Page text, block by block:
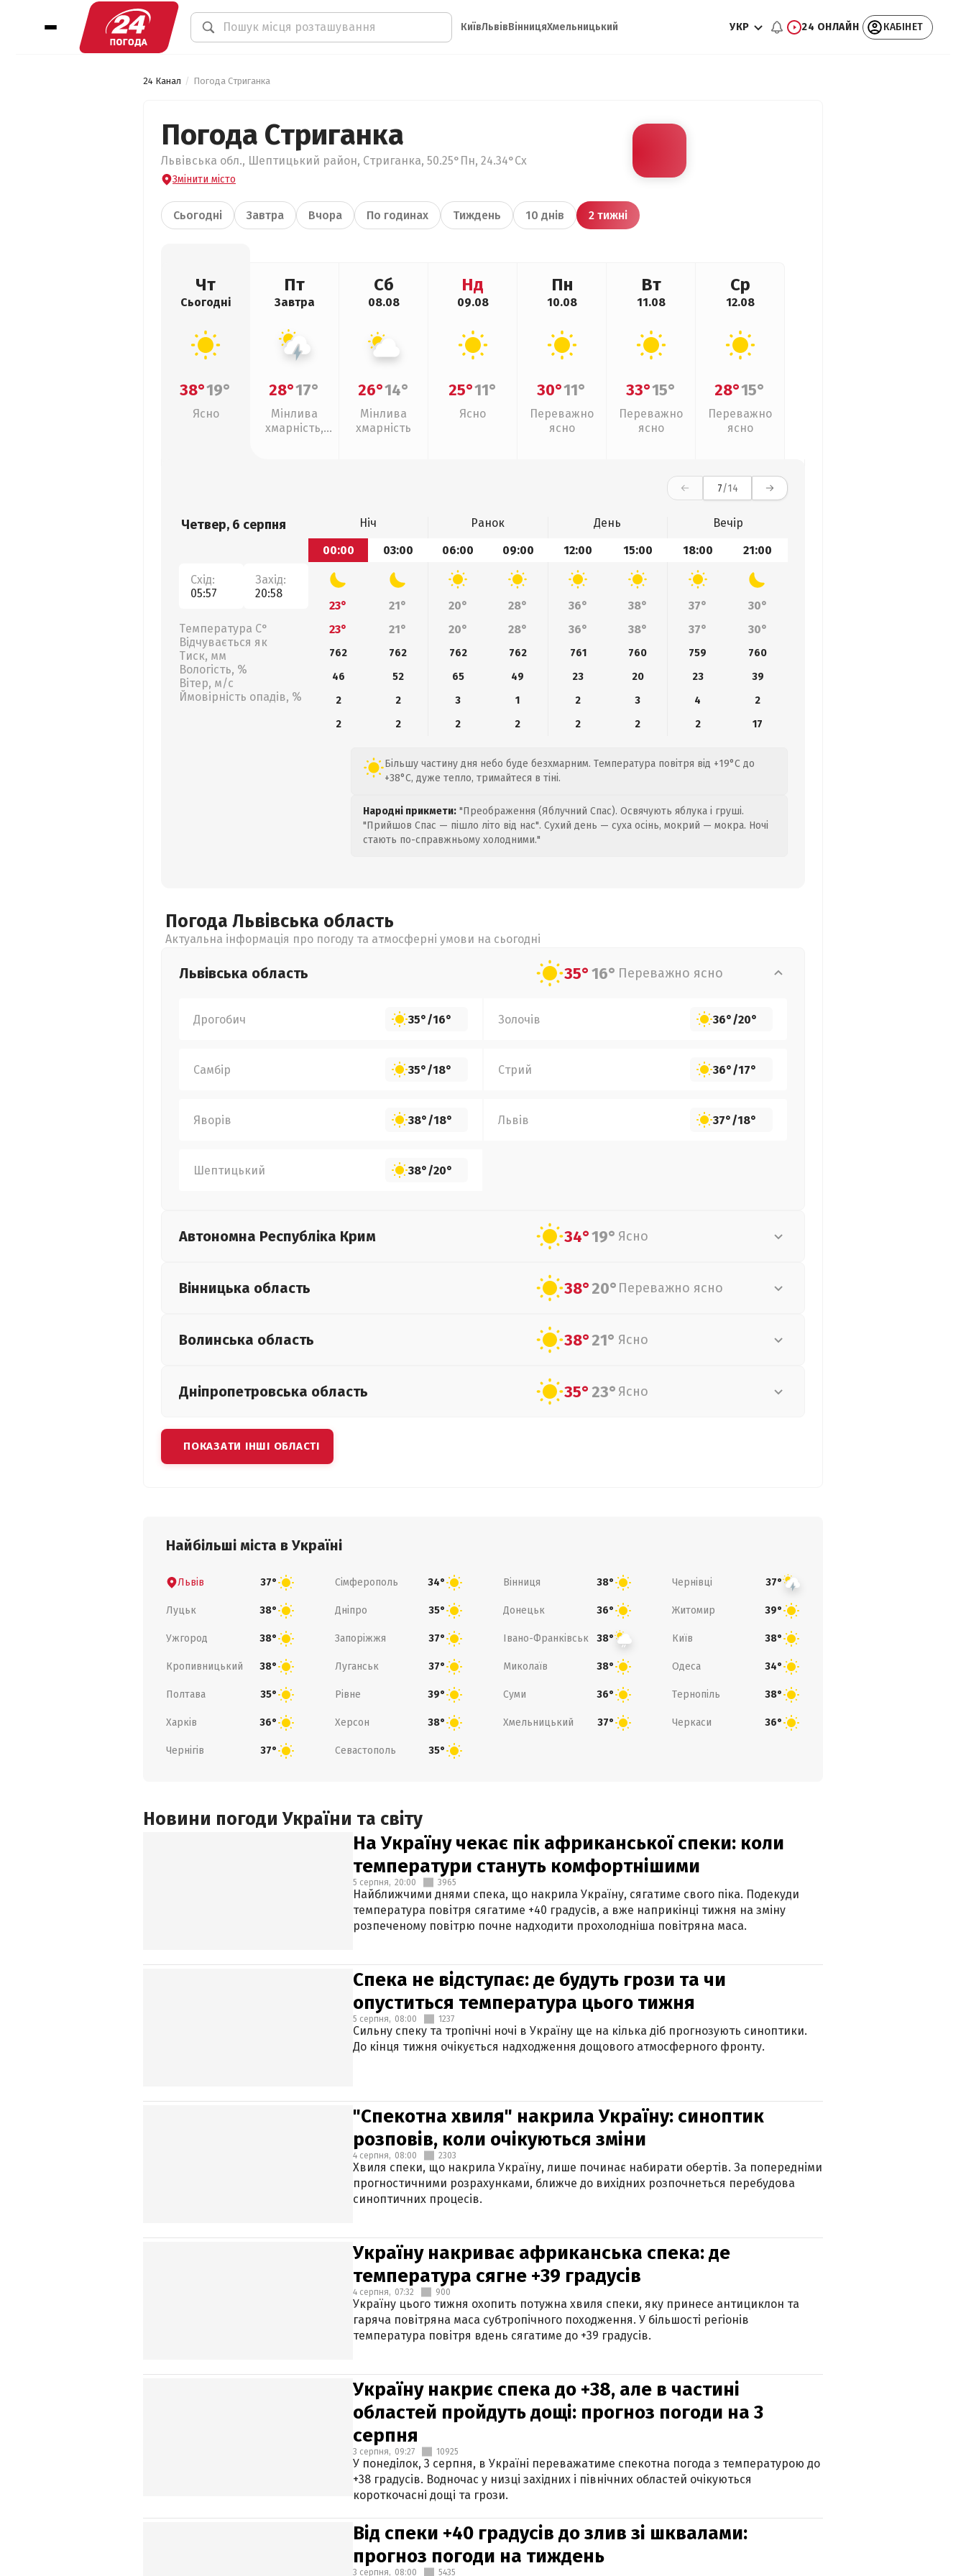
КиївЛьвівВінницяХмельницький УКР 24 ОНЛАЙН КАБІНЕТ
24 Канал Погода Стриганка
Погода Стриганка
Львівська обл., Шептицький район, Стриганка, 50.25°Пн, 24.34°Сх
Змінити місто
Сьогодні Завтра Вчора По годинах Тиждень 10 днів 2 тижні
Чт
Сьогодні
38°19°
Ясно
Пт
Завтра
28°17°
Мінлива
хмарність,
Сб
08.08
26°14°
Мінлива
хмарність
Нд
09.08
25°11°
Ясно
Пн
10.08
30°11°
Переважно
ясно
Вт
11.08
33°15°
Переважно
ясно
Ср
12.08
28°15°
Переважно
ясно
7/14
Четвер, 6 серпня
Схід:
05:57
Захід:
20:58
Температура С°
Відчувається як
Тиск, мм
Вологість, %
Вітер, м/с
Ймовірність опадів, %
Ніч Ранок День
Вечір
00:00
03:00 06:00 09:00 12:00 15:00 18:00 21:00
23° 21° 20° 28° 36° 38° 37°
30°
23°
21° 20° 28° 36° 38° 37° 30°
762 762 762 762 761 760 759
760
46
52 65 49 23 20 23
39
2
2 3 1 2 3 4
2
2
2 2 2 2 2 2 17
Більшу частину дня небо буде безхмарним. Температура повітря від +19°C до
+38°C, дуже тепло, тримайтеся в тіні.
Народні прикмети: "Преображення (Яблучний Спас). Освячують яблука і груші.
"Прийшов Спас — пішло літо від нас". Сухий день — суха осінь, мокрий — мокра. Ночі
стають по-справжньому холодними."
Погода Львівська область
Актуальна інформація про погоду та атмосферні умови на сьогодні
Львівська область 35°16° Переважно ясно
Дрогобич 35°/16° Золочів 36°/20°
Самбір 35°/18° Стрий 36°/17°
Яворів 38°/18° Львів 37°/18°
Шептицький 38°/20°
Автономна Республіка Крим 34°19° Ясно
Вінницька область 38°20° Переважно ясно
Волинська область 38°21° Ясно
Дніпропетровська область 35°23° Ясно
ПОКАЗАТИ ІНШІ ОБЛАСТІ
Найбільші міста в Україні
Львів 37° Сімферополь 34° Вінниця 38° Чернівці 37°
Луцьк 38° Дніпро 35° Донецьк 36° Житомир 39°
Ужгород 38° Запоріжжя 37° Івано-Франківськ 38° Київ 38°
Кропивницький 38° Луганськ 37° Миколаїв 38° Одеса 34°
Полтава 35° Рівне 39° Суми 36° Тернопіль 38°
Харків 36° Херсон 38° Хмельницький 37° Черкаси 36°
Чернігів 37° Севастополь 35°
Новини погоди України та світу
На Україну чекає пік африканської спеки: коли
температури стануть комфортнішими
5 серпня, 20:00 3965
Найближчими днями спека, що накрила Україну, сягатиме свого піка. Подекуди
температура повітря сягатиме +40 градусів, а вже наприкінці тижня на зміну
розпеченому повітрю почне надходити прохолодніша повітряна маса.
Спека не відступає: де будуть грози та чи
опуститься температура цього тижня
5 серпня, 08:00 1237
Сильну спеку та тропічні ночі в Україну ще на кілька діб прогнозують синоптики.
До кінця тижня очікується надходження дощового атмосферного фронту.
"Спекотна хвиля" накрила Україну: синоптик
розповів, коли очікуються зміни
4 серпня, 08:00 2303
Хвиля спеки, що накрила Україну, лише починає набирати обертів. За попередніми
прогностичними розрахунками, ближче до вихідних розпочнеться перебудова
синоптичних процесів.
Україну накриває африканська спека: де
температура сягне +39 градусів
4 серпня, 07:32 900
Україну цього тижня охопить потужна хвиля спеки, яку принесе антициклон та
гаряча повітряна маса субтропічного походження. У більшості регіонів
температура повітря вдень сягатиме до +39 градусів.
Україну накриє спека до +38, але в частині
областей пройдуть дощі: прогноз погоди на 3
серпня
3 серпня, 09:27 10925
У понеділок, 3 серпня, в Україні переважатиме спекотна погода з температурою до
+38 градусів. Водночас у низці західних і північних областей очікуються
короткочасні дощі та грози.
Від спеки +40 градусів до злив зі шквалами:
прогноз погоди на тиждень
3 серпня, 08:00 5435